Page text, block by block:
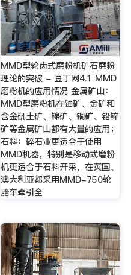
MMD型轮齿式磨粉机矿石磨粉
理论的突破 - 豆丁网4.1 MMD
磨粉机的应用情况 金属矿山：
MMD型磨粉机在铀矿、金矿和
含金矾土矿、镍矿、铜矿、铅锌
矿等金属矿山都有大量的应用；
石料：碎石业更适合于使用
MMD机器，特别是移动式磨粉
机更适合于石料开采，在英国、
澳大利亚都采用MMD-750轮
胎车牵引全